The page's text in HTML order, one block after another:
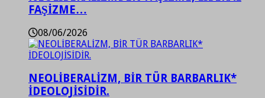
FAŞİZME…
08/06/2026
NEOLİBERALİZM, BİR TÜR BARBARLIK*
İDEOLOJİSİDİR.